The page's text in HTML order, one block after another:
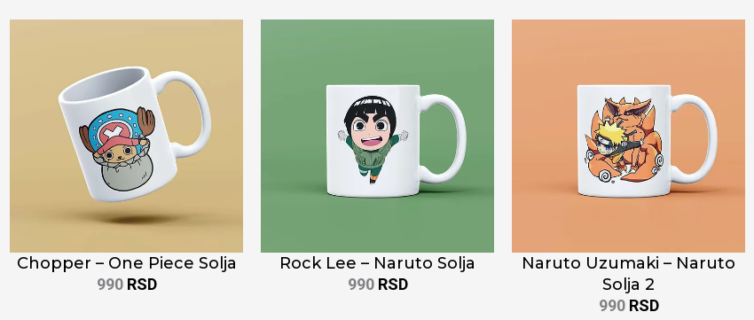
Chopper – One Piece Solja
990 RSD
Rock Lee – Naruto Solja
990 RSD
Naruto Uzumaki – Naruto
Solja 2
990 RSD